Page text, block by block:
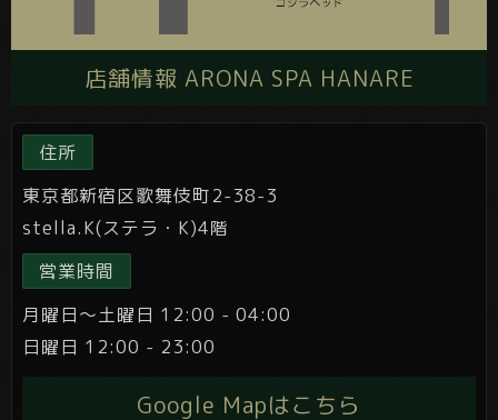
店舗情報 ARONA SPA HANARE
住所
東京都新宿区歌舞伎町2-38-3
stella.K(ステラ・K)4階
営業時間
月曜日～土曜日 12:00 - 04:00
日曜日 12:00 - 23:00
Google Mapはこちら